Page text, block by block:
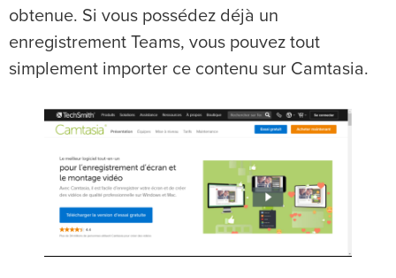
obtenue. Si vous possédez déjà un
enregistrement Teams, vous pouvez tout
simplement importer ce contenu sur Camtasia.